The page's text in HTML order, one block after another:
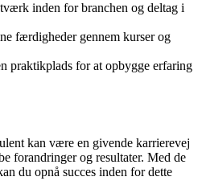
inden for branchen og deltag i
færdigheder gennem kurser og
praktikplads for at opbygge erfaring
kan være en givende karrierevej
forandringer og resultater. Med de
du opnå succes inden for dette